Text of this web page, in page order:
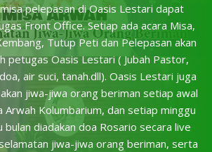
pelepasan di Oasis Lestari dapat
Front Office. Setiap ada acara Misa,
Tutup Peti dan Pelepasan akan
petugas Oasis Lestari ( Jubah Pastor,
air suci, tanah.dll). Oasis Lestari juga
jiwa-jiwa orang beriman setiap awal
Arwah Kolumbarium, dan setiap minggu
bulan diadakan doa Rosario secara live
jiwa-jiwa orang beriman, serta